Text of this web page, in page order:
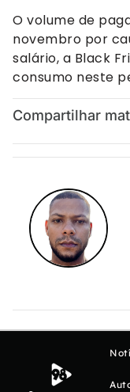
O volume de
novembro por
salário, a Black
consumo neste
Compartilhar